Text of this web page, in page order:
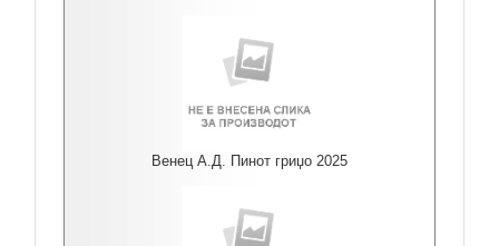
Венец А.Д. Пинот гриџо 2025